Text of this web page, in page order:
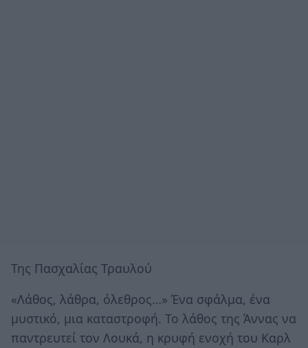
Της Πασχαλίας Τραυλού
«Λάθος, λάθρα, όλεθρος…» Ένα σφάλμα, ένα
μυστικό, μια καταστροφή. Το λάθος της Άννας να
παντρευτεί τον Λουκά, η κρυφή ενοχή του Καρλ